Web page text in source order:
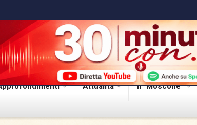
Attualità Il “Moscone”